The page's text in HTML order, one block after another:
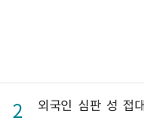
2 외국인 심판 성 접